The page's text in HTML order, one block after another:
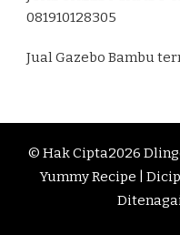
081910128305
Jual Gazebo Bambu
© Hak Cipta2026
Yummy Recipe |